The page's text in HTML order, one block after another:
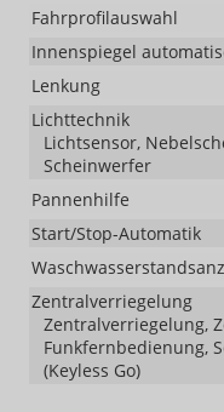
Fahrprofilauswahl
Innenspiegel
Lenkung
Lichttechnik
Lichtsensor,
Scheinwerfer
Pannenhilfe
Start/Stop-Automatik
Zentralverriegelung
Zentralverriegelung,
Funkfernbedienung,
(Keyless Go)